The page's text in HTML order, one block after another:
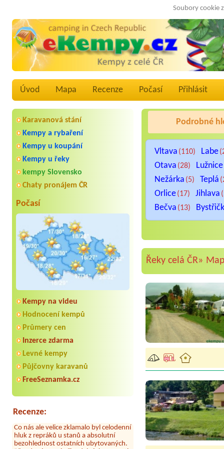
Soubory cookie
Úvod Mapa Recenze Počasí Přihlásit
Karavanová stání
Kempy a rybaření
Kempy u koupání
Kempy u řeky
kempy Slovensko
Chaty pronájem ČR
Počasí
Kempy na videu
Hodnocení kempů
Průmery cen
Inzerce zdarma
Levné kempy
Půjčovny karavanů
FreeSeznamka.cz
Recenze:
Aneta Melicharová
Byli jsme zde v týdnu od 25.7. do 1.8.
2026. Kemp jako takový je pěkný. V
umývárně i na WC bylo vždy čisto,
doplněný papír i utěrky, což při
restaurace, kebab a další občerstvení.
Co nás ale velice zklamalo byl celodenní
hluk z repráků u stanů a absolutní
bezohlednost ostatních ubytovaných.
Přes den jsem si připadala jak na pouti-
z každého koutu hrála jiná
Podrobné
Vltava (110) Labe
Otava (28) Lužnice
Nežárka (5) Teplá
Orlice(17) Jihlava
Bečva (13)
Řeky celá ČR»